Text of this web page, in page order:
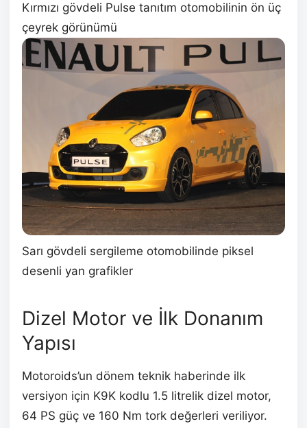
Kırmızı gövdeli Pulse tanıtım otomobilinin ön üç
çeyrek görünümü
Sarı gövdeli sergileme otomobilinde piksel
desenli yan grafikler
Dizel Motor ve İlk Donanım
Yapısı
Motoroids’un dönem teknik haberinde ilk
versiyon için K9K kodlu 1.5 litrelik dizel motor,
64 PS güç ve 160 Nm tork değerleri veriliyor.